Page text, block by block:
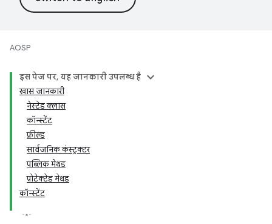
AOSP
इस पेज पर, यह जानकारी उपलब्ध है
खास जानकारी
नेस्टेड क्लास
कॉन्स्टेंट
फ़ील्ड
सार्वजनिक कंस्ट्रक्टर
पब्लिक मेथड
प्रोटेक्टेड मेथड
कॉन्स्टेंट